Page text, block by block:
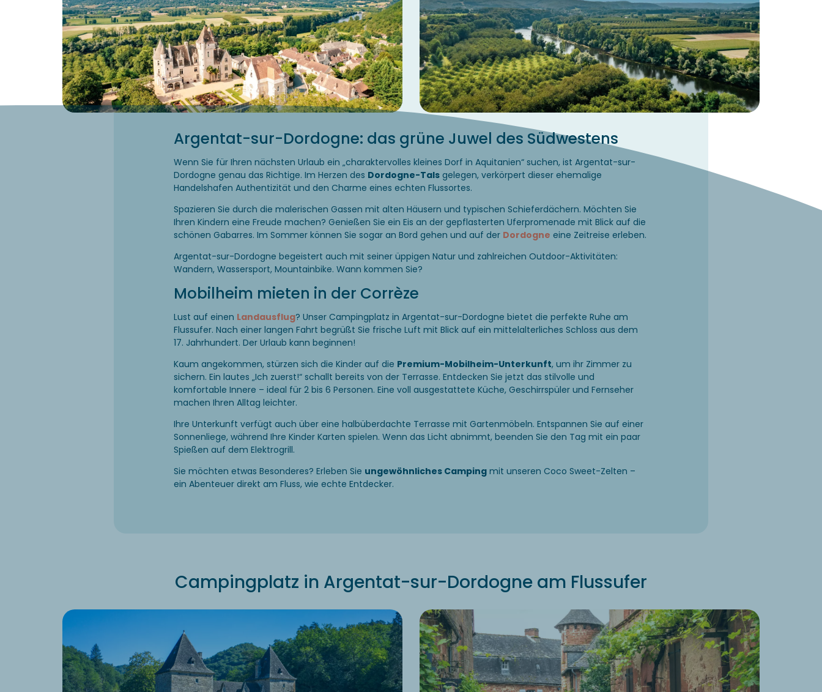
Argentat-sur-Dordogne: das grüne Juwel des Südwestens
Wenn Sie für Ihren nächsten Urlaub ein „charaktervolles kleines Dorf in Aquitanien“ suchen, ist Argentat-sur-
Dordogne genau das Richtige. Im Herzen des Dordogne-Tals gelegen, verkörpert dieser ehemalige
Handelshafen Authentizität und den Charme eines echten Flussortes.
Spazieren Sie durch die malerischen Gassen mit alten Häusern und typischen Schieferdächern. Möchten Sie
Ihren Kindern eine Freude machen? Genießen Sie ein Eis an der gepflasterten Uferpromenade mit Blick auf die
schönen Gabarres. Im Sommer können Sie sogar an Bord gehen und auf der Dordogne eine Zeitreise erleben.
Argentat-sur-Dordogne begeistert auch mit seiner üppigen Natur und zahlreichen Outdoor-Aktivitäten:
Wandern, Wassersport, Mountainbike. Wann kommen Sie?
Mobilheim mieten in der Corrèze
Lust auf einen Landausflug? Unser Campingplatz in Argentat-sur-Dordogne bietet die perfekte Ruhe am
Flussufer. Nach einer langen Fahrt begrüßt Sie frische Luft mit Blick auf ein mittelalterliches Schloss aus dem
17. Jahrhundert. Der Urlaub kann beginnen!
Kaum angekommen, stürzen sich die Kinder auf die Premium-Mobilheim-Unterkunft, um ihr Zimmer zu
sichern. Ein lautes „Ich zuerst!“ schallt bereits von der Terrasse. Entdecken Sie jetzt das stilvolle und
komfortable Innere – ideal für 2 bis 6 Personen. Eine voll ausgestattete Küche, Geschirrspüler und Fernseher
machen Ihren Alltag leichter.
Ihre Unterkunft verfügt auch über eine halbüberdachte Terrasse mit Gartenmöbeln. Entspannen Sie auf einer
Sonnenliege, während Ihre Kinder Karten spielen. Wenn das Licht abnimmt, beenden Sie den Tag mit ein paar
Spießen auf dem Elektrogrill.
Sie möchten etwas Besonderes? Erleben Sie ungewöhnliches Camping mit unseren Coco Sweet-Zelten –
ein Abenteuer direkt am Fluss, wie echte Entdecker.
Campingplatz in Argentat-sur-Dordogne am Flussufer